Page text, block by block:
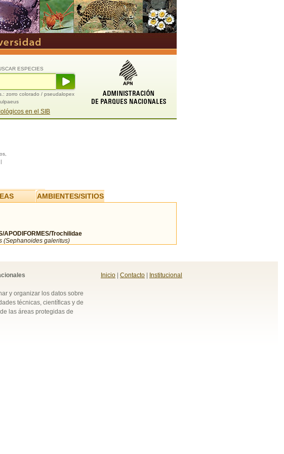
ESPECIES
zorro colorado / pseudalopex
en el SIB
AMBIENTES/SITIOS
APODIFORMES/Trochilidae
(Sephanoides galeritus)
y organizar los datos sobre
técnicas, científicas y de
las áreas protegidas de
Inicio Contacto Institucional